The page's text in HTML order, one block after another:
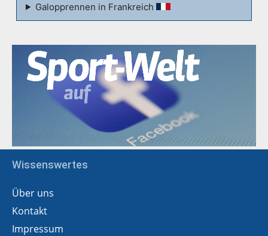
Galopprennen in Frankreich
Wissenswertes
Über uns
Kontakt
Impressum